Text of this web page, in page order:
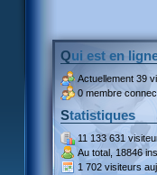
Qui est en
Actuellement 39
0 membre
Statistiques
11 133 631
Au total, 18846
1 702 visiteurs